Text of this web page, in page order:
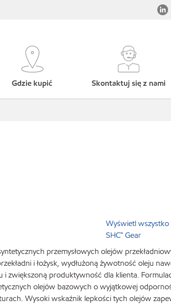
Gdzie kupić Skontaktuj się z nami
Wyświetl wszystko
SHC™ Gear
przemysłowych olejów
i łożysk, wydłużoną żywotność oleju
zwiększoną produktywność dla klienta.
olejów bazowych o wyjątkowej
Wysoki wskaźnik lepkości tych olejów